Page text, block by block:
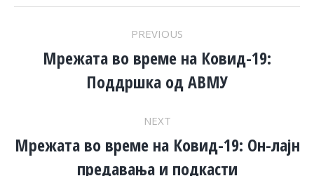
NAVIGATION
PREVIOUS
Previous
post:
Мрежата во време на Ковид-19:
Поддршка од АВМУ
NEXT
Next
Мрежата во време на Ковид-19: Он-лајн
предавања и подкасти